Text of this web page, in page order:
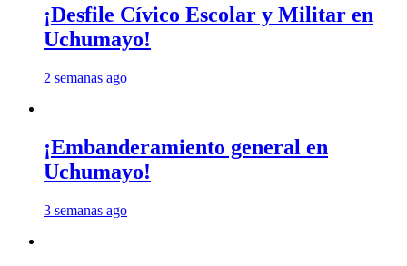
¡Desfile Cívico Escolar y Militar en
Uchumayo!
2 semanas ago
¡Embanderamiento general en
Uchumayo!
3 semanas ago